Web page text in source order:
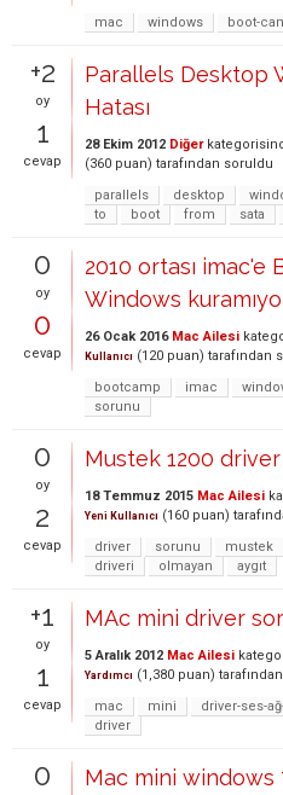
mac
windows boot-
+2
oy
1
cevap
Parallels Desktop
Hatası
28 Ekim 2012 Diğer
(360 puan) tarafından soruldu
parallels
desktop
to
boot from sata
0
oy
0
cevap
2010 ortası imac'e
Windows
26 Ocak 2016 Mac Ailesi
Kullanıcı (120 puan) tarafından
bootcamp
imac
sorunu
0
oy
2
cevap
Mustek 1200
18 Temmuz 2015 Mac Ailesi
Yeni Kullanıcı (160 puan)
driver
sorunu mustek
driveri
olmayan aygıt
+1
oy
1
cevap
MAc mini driver
5 Aralık 2012 Mac Ailesi
Yardımcı (1,380 puan) tarafından
mac
mini
driver-ses-
driver
0 Mac mini windows